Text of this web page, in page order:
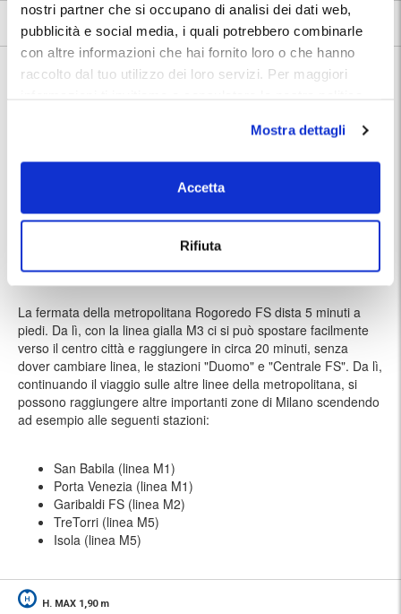
nostri partner che si occupano di analisi dei dati web,
pubblicità e social media, i quali potrebbero combinarle
con altre informazioni che hai fornito loro o che hanno
raccolto dal tuo utilizzo dei loro servizi. Per maggiori
Mostra dettagli
Accetta
Rifiuta
9 540 recensioni Vedi tutte
Il parcheggio si trova nel quartiere Santa Giulia, una zona moderna e
raggiungere alcuni luoghi di interesse della zona:
Parrocchia della Sacra Famiglia in
Abbazia di Chiaravalle
30 minuti a piedi
La fermata della metropolitana Rogoredo FS dista 5 minuti a
piedi. Da lì, con la linea gialla M3 ci si può spostare facilmente
verso il centro città e raggiungere in circa 20 minuti, senza
dover cambiare linea, le stazioni "Duomo" e "Centrale FS". Da lì,
continuando il viaggio sulle altre linee della metropolitana, si
possono raggiungere altre importanti zone di Milano scendendo
ad esempio alle seguenti stazioni:
San Babila (linea M1)
Porta Venezia (linea M1)
Garibaldi FS (linea M2)
TreTorri (linea M5)
Isola (linea M5)
H. MAX 1,90 m